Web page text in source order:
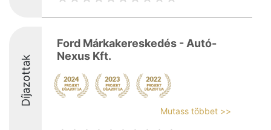
Díjazottak
Ford Márkakereskedés - Autó-
Nexus Kft.
Mutass többet >>